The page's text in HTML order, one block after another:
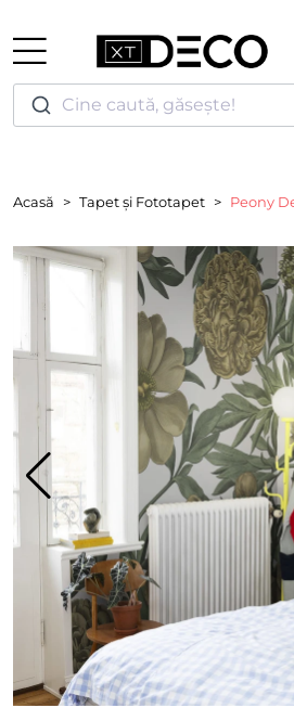
Cine caută, găsește!
Acasă Tapet și Fototapet Peony